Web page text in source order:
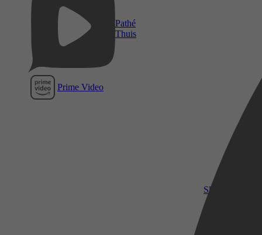
Pathé
Thuis
Prime Video
SkyShowtime